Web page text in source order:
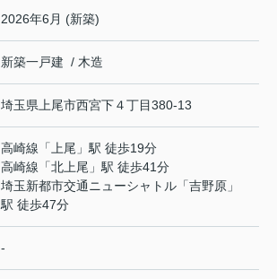
2026年6月 (新築)
新築一戸建 / 木造
埼玉県 上尾市西宮下４丁目380-13
高崎線 「 上尾 」駅 徒歩19分
高崎線 「北上尾 」駅 徒歩41分
埼玉新都市交通ニューシャトル 「吉野原 」
駅 徒歩47分
-